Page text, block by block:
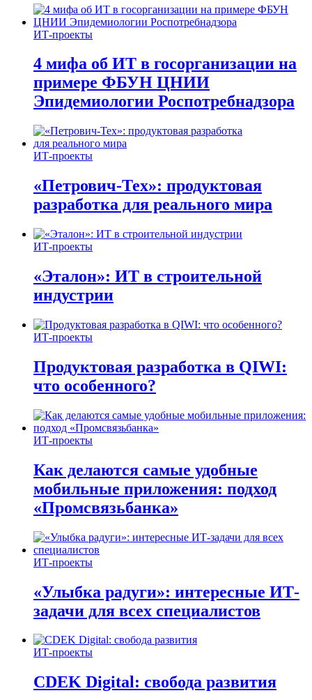
ИТ-проекты
4 мифа об ИТ в госорганизации на
примере ФБУН ЦНИИ
Эпидемиологии Роспотребнадзора
ИТ-проекты
«Петрович-Тех»: продуктовая
разработка для реального мира
ИТ-проекты
«Эталон»: ИТ в строительной
индустрии
ИТ-проекты
Продуктовая разработка в QIWI:
что особенного?
ИТ-проекты
Как делаются самые удобные
мобильные приложения: подход
«Промсвязьбанка»
ИТ-проекты
«Улыбка радуги»: интересные ИТ-
задачи для всех специалистов
ИТ-проекты
CDEK Digital: свобода развития